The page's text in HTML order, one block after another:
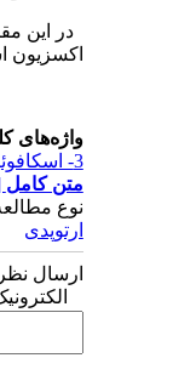
در این
اکسزیون
واژه‌های
متن کامل[PDF 1198 kb]
نوع
ارتوپدی
ارسال نظر